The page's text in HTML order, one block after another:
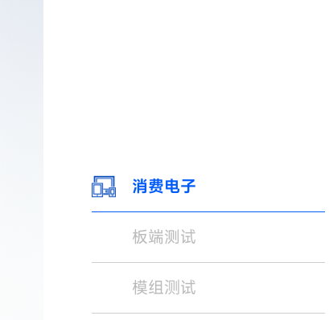
消费电子
板端测试
模组测试